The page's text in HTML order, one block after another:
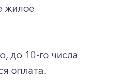
жилое
до 10-го числа
оплата.